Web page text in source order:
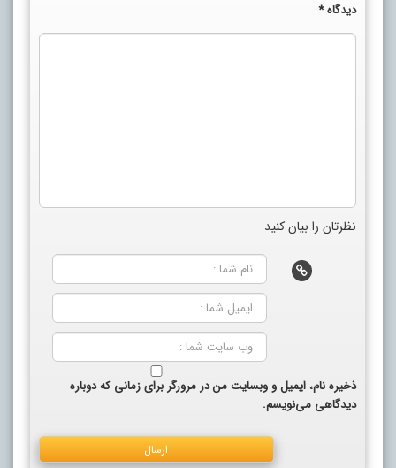
دیدگاه*
نظرتان را بیان کنید
ذخیره نام، ایمیل و وبسایت من در مرورگر برای زمانی که دوباره
دیدگاهی می‌نویسم.